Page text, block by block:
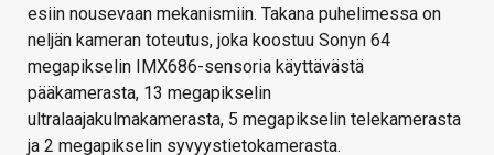
esiin nousevaan mekanismiin. Takana puhelimessa on
neljän kameran toteutus, joka koostuu Sonyn 64
megapikselin IMX686-sensoria käyttävästä
pääkamerasta, 13 megapikselin
ultralaajakulmakamerasta, 5 megapikselin telekamerasta
ja 2 megapikselin syvyystietokamerasta.